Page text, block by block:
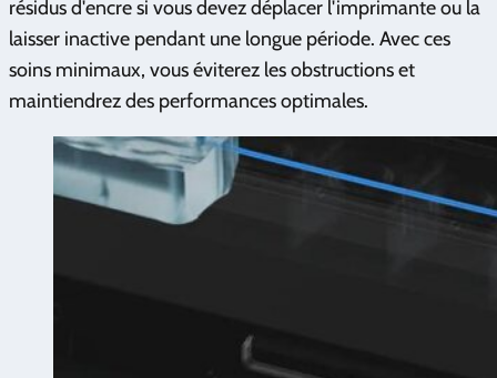
résidus d'encre si vous devez déplacer l'imprimante ou la
laisser inactive pendant une longue période. Avec ces
soins minimaux, vous éviterez les obstructions et
maintiendrez des performances optimales.